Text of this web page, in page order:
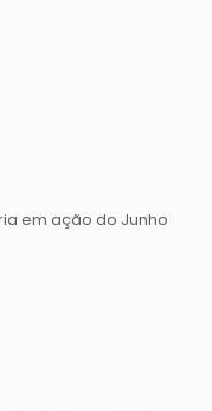
em ação do Junho